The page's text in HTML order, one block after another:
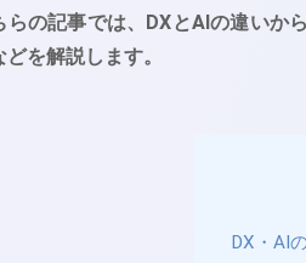
らの記事では、DXとAIの違いか
どを解説します。
DX・AI